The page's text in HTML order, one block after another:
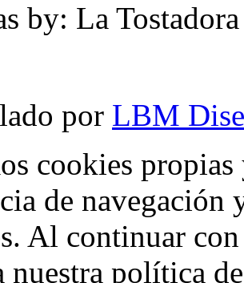
by: La Tostadora
por LBM
cookies propias
de
Al continuar
nuestra política